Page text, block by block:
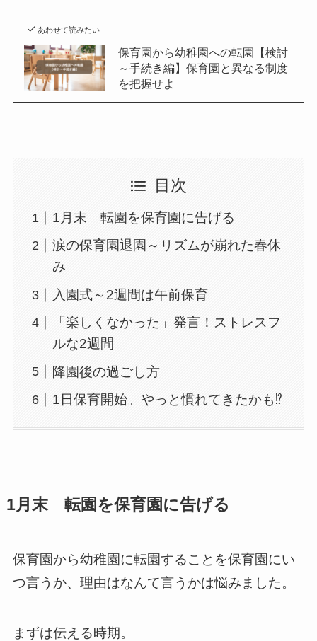
あわせて読みたい
保育園から幼稚園への転園【検討
～手続き編】保育園と異なる制度
を把握せよ
目次
1月末 転園を保育園に告げる
涙の保育園退園～リズムが崩れた春休
み
入園式～2週間は午前保育
「楽しくなかった」発言！ストレスフ
ルな2週間
降園後の過ごし方
1日保育開始。やっと慣れてきたかも⁉
1月末 転園を保育園に告げる
保育園から幼稚園に転園することを保育園にい
つ言うか、理由はなんて言うかは悩みました。
まずは伝える時期。